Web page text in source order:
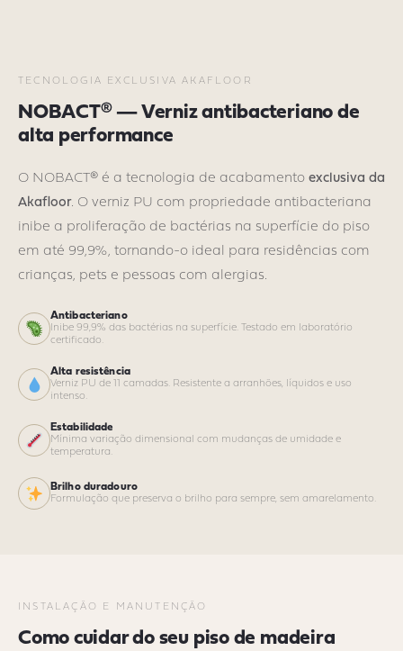
TECNOLOGIA EXCLUSIVA AKAFLOOR
NOBACT® — Verniz antibacteriano de
alta performance
O NOBACT® é a tecnologia de acabamento exclusiva da
Akafloor. O verniz PU com propriedade antibacteriana
inibe a proliferação de bactérias na superfície do piso
em até 99,9%, tornando-o ideal para residências com
crianças, pets e pessoas com alergias.
Antibacteriano
Inibe 99,9% das bactérias na superfície. Testado em laboratório
certificado.
Alta resistência
Verniz PU de 11 camadas. Resistente a arranhões, líquidos e uso
intenso.
Estabilidade
Mínima variação dimensional com mudanças de umidade e
temperatura.
Brilho duradouro
Formulação que preserva o brilho para sempre, sem amarelamento.
INSTALAÇÃO E MANUTENÇÃO
Como cuidar do seu piso de madeira